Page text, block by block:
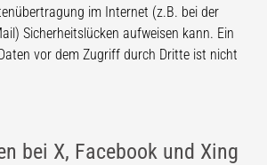
im Internet (z.B. bei der
Sicherheitslücken aufweisen kann. Ein
vor dem Zugriff durch Dritte ist nicht
bei X, Facebook und Xing